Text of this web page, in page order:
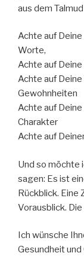
aus dem
Achte auf
Worte,
Achte auf
Achte auf
Gewohnheiten
Achte auf
Charakter
Achte auf
Und so möchte
sagen: Es ist
Rückblick. Eine
Vorausblick.
Ich wünsche
Gesundheit